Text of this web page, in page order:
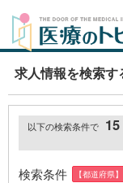
求人情報を検索す
以下の検索条件で 15
検索条件 【都道府県